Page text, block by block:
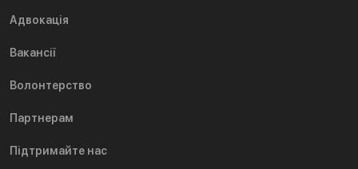
Адвокація
Вакансії
Волонтерство
Партнерам
Підтримайте нас